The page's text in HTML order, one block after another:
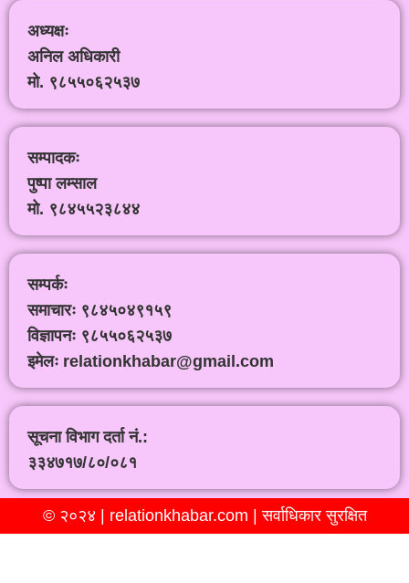
अध्यक्षः
अनिल अधिकारी
मो. ९८५५०६२५३७
सम्पादकः
पुष्पा लम्साल
मो. ९८४५५२३८४४
सम्पर्कः
समाचारः ९८४५०४९१५९
विज्ञापनः ९८५५०६२५३७
इमेलः relationkhabar@gmail.com
सूचना विभाग दर्ता नं.:
३३४७१७/८०/०८१
© २०२४ | relationkhabar.com | सर्वाधिकार सुरक्षित